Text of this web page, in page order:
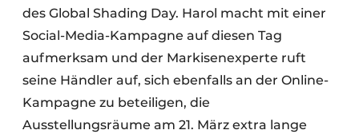
des Global Shading Day. Harol macht mit einer
Social-Media-Kampagne auf diesen Tag
aufmerksam und der Markisenexperte ruft
seine Händler auf, sich ebenfalls an der Online-
Kampagne zu beteiligen, die
Ausstellungsräume am 21. März extra lange